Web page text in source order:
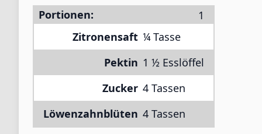
Portionen:
Zitronensaft ¼ Tasse
Pektin 1 ½ Esslöffel
Zucker 4 Tassen
Löwenzahnblüten 4 Tassen